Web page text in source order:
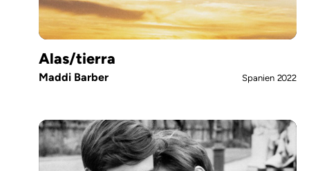
Alas/tierra
Maddi Barber Spanien 2022